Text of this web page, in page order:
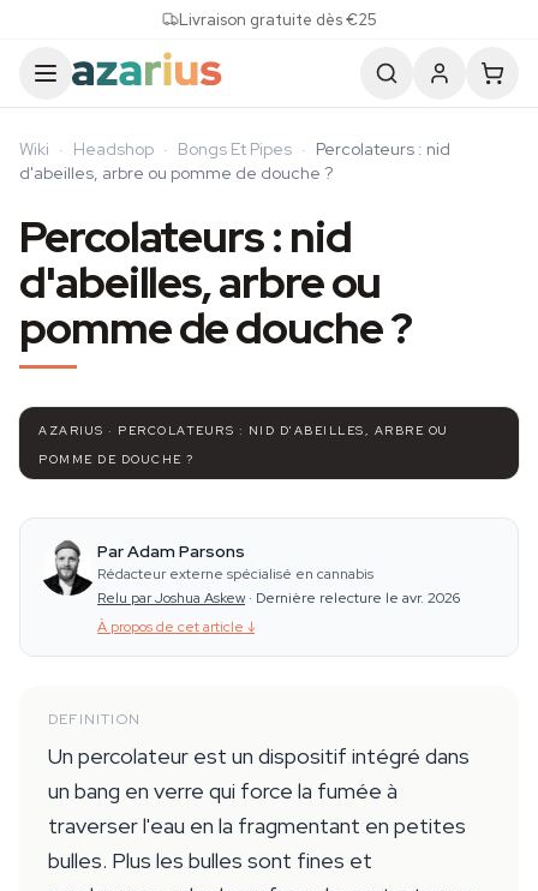
Livraison gratuite dès €25
Wiki · Headshop · Bongs Et Pipes · Percolateurs : nid
d'abeilles, arbre ou pomme de douche ?
Percolateurs : nid
d'abeilles, arbre ou
pomme de douche ?
AZARIUS · PERCOLATEURS : NID D'ABEILLES, ARBRE OU
POMME DE DOUCHE ?
Par Adam Parsons
Rédacteur externe spécialisé en cannabis
Relu par Joshua Askew · Dernière relecture le avr. 2026
À propos de cet article ↓
DEFINITION
Un percolateur est un dispositif intégré dans
un bang en verre qui force la fumée à
traverser l'eau en la fragmentant en petites
bulles. Plus les bulles sont fines et